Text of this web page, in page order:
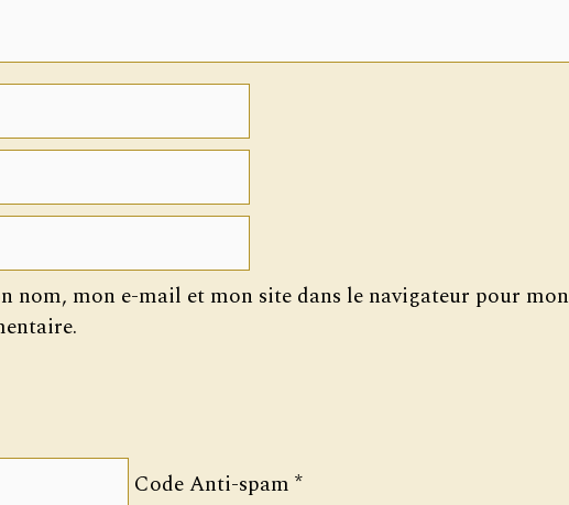
nom, mon e-mail et mon site dans le navigateur pour mon
Code Anti-spam *